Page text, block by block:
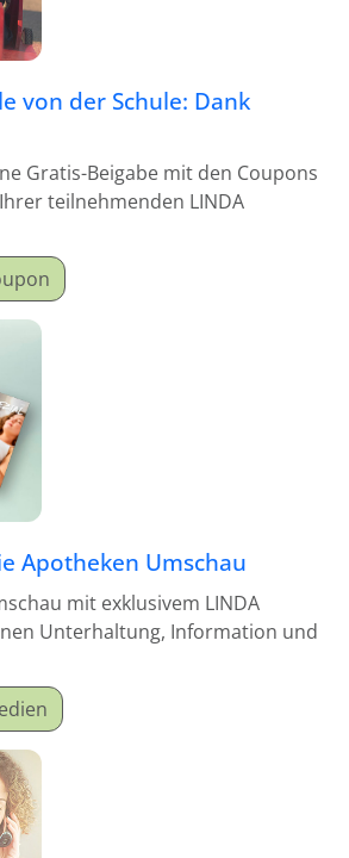
von der Schule: Dank
Gratis-Beigabe mit den Coupons
teilnehmenden LINDA
Apotheken Umschau
mit exklusivem LINDA
Unterhaltung, Information und